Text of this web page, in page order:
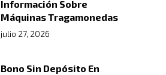
Información Sobre
Máquinas Tragamonedas
julio 27, 2026
Bono Sin Depósito En